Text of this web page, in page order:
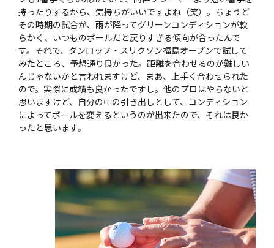
持ったりするから、気持ちがいいですよね（笑）。ちょうど
その時期の試合が、雨が降ってグリーンコンディションが軟
らかく、いつものボールだと戻りすぎる傾向が合ったんで
す。それで、ダンロップ・スリクソン福島オープンで試して
みたところ、予想通り良かった。距離を合わせるのが難しい
んじゃないかと言われますけど、まあ、上手く合わせられた
ので。実際に成績も良かったですし。他のプロはやらないと
思いますけど、自分の中の引き出しとして、コンディション
によってボールを変えるというのが出来たので、それは良か
ったと思います。